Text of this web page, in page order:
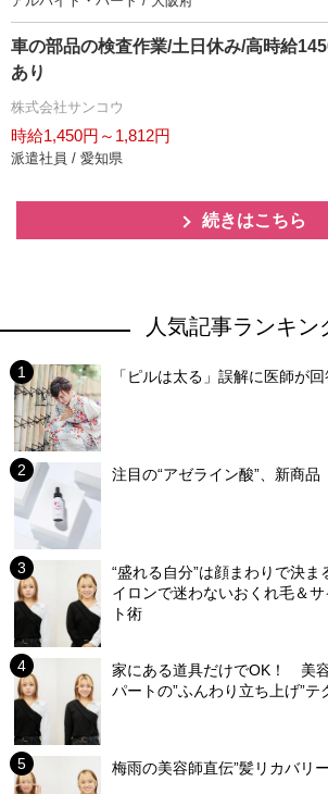
車の部品の検査作業/土日休み/高時給
あり
株式会社サンコウ
時給1,450円～1,812円
派遣社員 / 愛知県
続きはこちら
人気記事ランキン
「ピルは太る」誤解に医師が
注目の“アゼライン酸”、新商品
“盛れる自分”は顔まわりで決
イロンで迷わないおくれ毛＆
ト術
家にある道具だけでOK！ 美
パートの”ふんわり立ち上げ”テ
梅雨の美容師直伝”髪リカバリ